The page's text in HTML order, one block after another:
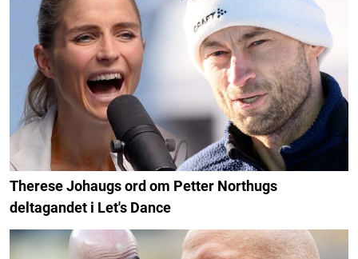
Therese Johaugs ord om Petter Northugs
deltagandet i Let's Dance